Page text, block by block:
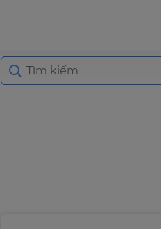
Search
for: